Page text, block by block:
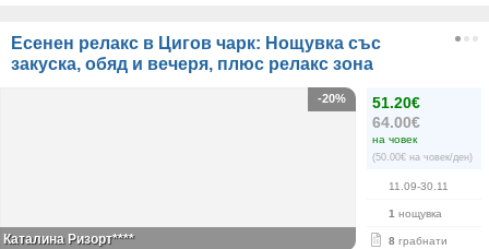
Есенен релакс в Цигов чарк: Нощувка със
закуска, обяд и вечеря, плюс релакс зона
51.20€
64.00€
на човек
(50.00€ на човек/ден)
11.09-30.11
1 нощувка
8 грабнати
-20%
Каталина Ризорт****